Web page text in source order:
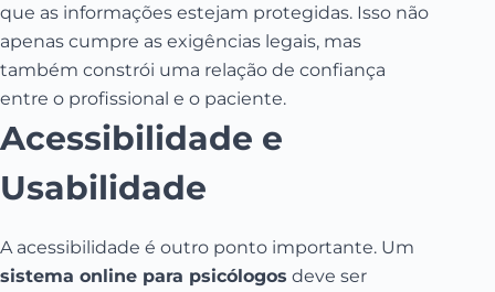
que as informações estejam protegidas. Isso não
apenas cumpre as exigências legais, mas
também constrói uma relação de confiança
entre o profissional e o paciente.
Acessibilidade e
Usabilidade
A acessibilidade é outro ponto importante. Um
sistema online para psicólogos deve ser